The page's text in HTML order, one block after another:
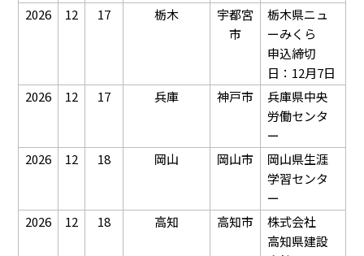
2026
12 17 栃木
宇都宮
市
栃木県ニュ
ーみくら
申込締切
日：12月7日
2026
12 17 兵庫 神戸市
兵庫県中央
労働センタ
ー
2026
12 18 岡山 岡山市
岡山県生涯
学習センタ
ー
2026
12 18 高知 高知市
株式会社
高知県建設